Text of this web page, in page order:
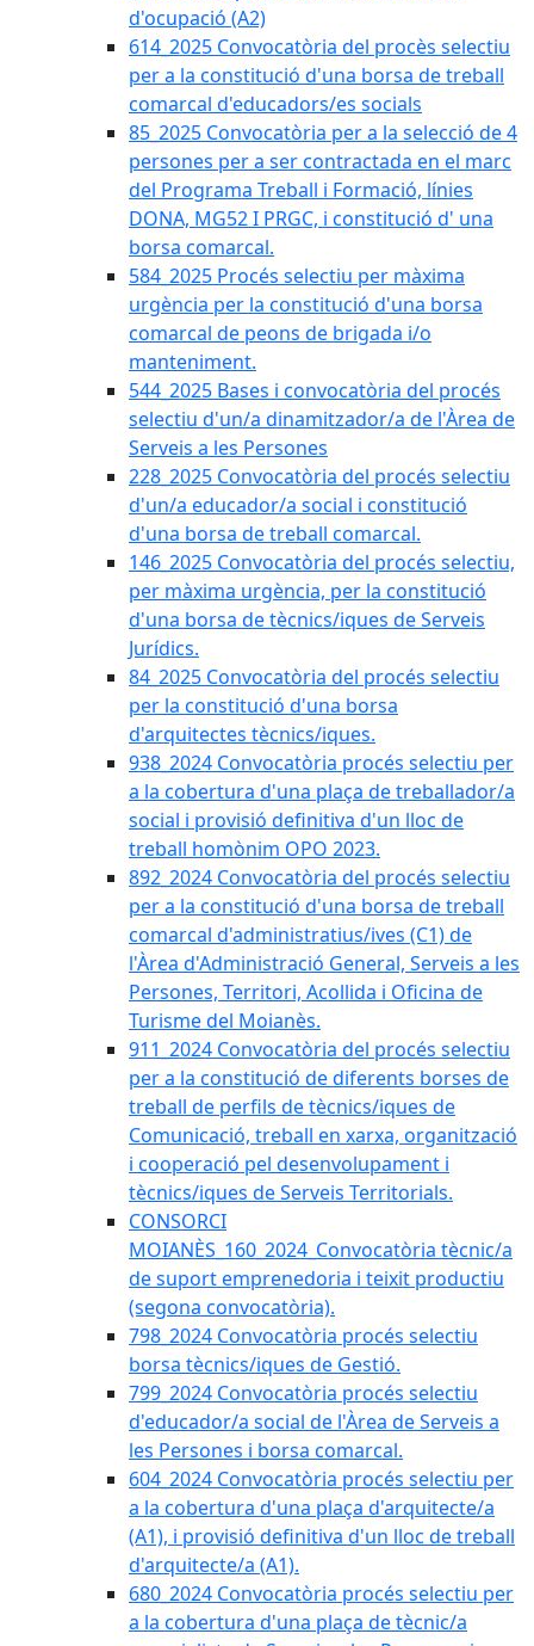
d'ocupació (A2)
614_2025 Convocatòria del procès selectiu
per a la constitució d'una borsa de treball
comarcal d'educadors/es socials
85_2025 Convocatòria per a la selecció de 4
persones per a ser contractada en el marc
del Programa Treball i Formació, línies
DONA, MG52 I PRGC, i constitució d' una
borsa comarcal.
584_2025 Procés selectiu per màxima
urgència per la constitució d'una borsa
comarcal de peons de brigada i/o
manteniment.
544_2025 Bases i convocatòria del procés
selectiu d'un/a dinamitzador/a de l'Àrea de
Serveis a les Persones
228_2025 Convocatòria del procés selectiu
d'un/a educador/a social i constitució
d'una borsa de treball comarcal.
146_2025 Convocatòria del procés selectiu,
per màxima urgència, per la constitució
d'una borsa de tècnics/iques de Serveis
Jurídics.
84_2025 Convocatòria del procés selectiu
per la constitució d'una borsa
d'arquitectes tècnics/iques.
938_2024 Convocatòria procés selectiu per
a la cobertura d'una plaça de treballador/a
social i provisió definitiva d'un lloc de
treball homònim OPO 2023.
892_2024 Convocatòria del procés selectiu
per a la constitució d'una borsa de treball
comarcal d'administratius/ives (C1) de
l'Àrea d'Administració General, Serveis a les
Persones, Territori, Acollida i Oficina de
Turisme del Moianès.
911_2024 Convocatòria del procés selectiu
per a la constitució de diferents borses de
treball de perfils de tècnics/iques de
Comunicació, treball en xarxa, organització
i cooperació pel desenvolupament i
tècnics/iques de Serveis Territorials.
CONSORCI
MOIANÈS_160_2024_Convocatòria tècnic/a
de suport emprenedoria i teixit productiu
(segona convocatòria).
798_2024 Convocatòria procés selectiu
borsa tècnics/iques de Gestió.
799_2024 Convocatòria procés selectiu
d'educador/a social de l'Àrea de Serveis a
les Persones i borsa comarcal.
604_2024 Convocatòria procés selectiu per
a la cobertura d'una plaça d'arquitecte/a
(A1), i provisió definitiva d'un lloc de treball
d'arquitecte/a (A1).
680_2024 Convocatòria procés selectiu per
a la cobertura d'una plaça de tècnic/a